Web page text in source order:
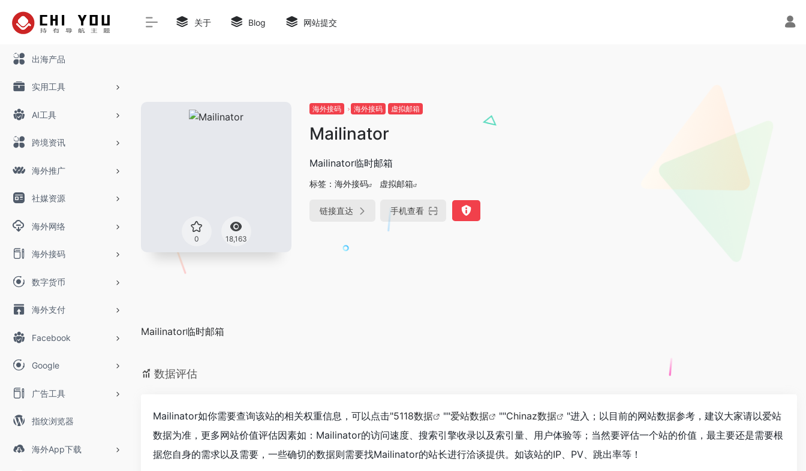
出海产品
实用工具
AI工具
跨境资讯
海外推广
社媒资源
海外网络
海外接码
数字货币
海外支付
Facebook
Google
广告工具
指纹浏览器
海外App下载
关于 Blog 网站提交
0 18,163
海外接码 海外接码 虚拟邮箱
Mailinator
Mailinator临时邮箱
标签： 海外接码 虚拟邮箱
链接直达 手机查看
Mailinator临时邮箱
数据评估
Mailinator如你需要查询该站的相关权重信息，可以点击"5118数据 ""爱站数据 ""Chinaz数据
"进入；以目前的网站数据参考，建议大家请以爱站
数据为准，更多网站价值评估因素如：Mailinator的访问速度、搜索引擎收录以及索引量、用户体验等；当然要评估一个站的价值，最主要还是需要根
据您自身的需求以及需要，一些确切的数据则需要找Mailinator的站长进行洽谈提供。如该站的IP、PV、跳出率等！